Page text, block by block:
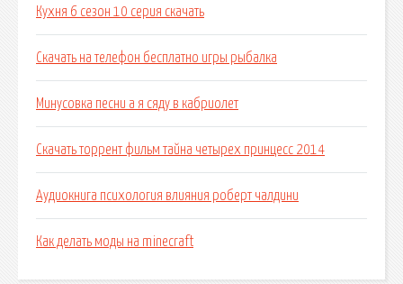
Кухня 6 сезон 10 серия скачать
Скачать на телефон бесплатно игры рыбалка
Минусовка песни а я сяду в кабриолет
Скачать торрент фильм тайна четырех принцесс 2014
Аудиокнига психология влияния роберт чалдини
Как делать моды на minecraft